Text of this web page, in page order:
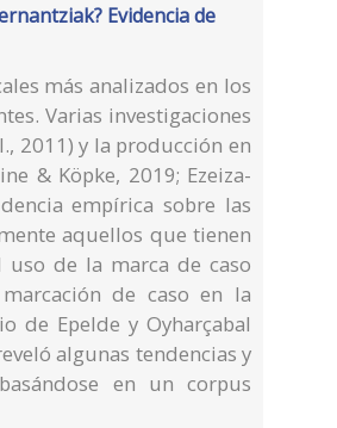
Evidencia de
más analizados en los
Varias investigaciones
2011) y la producción en
& Köpke, 2019; Ezeiza-
empírica sobre las
aquellos que tienen
uso de la marca de caso
de caso en la
de Epelde y Oyharçabal
algunas tendencias y
en un corpus